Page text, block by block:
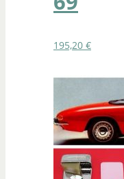
195,20 €